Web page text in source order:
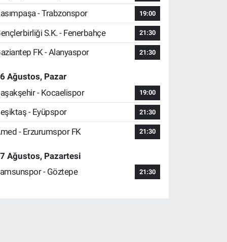
- Trabzonspor 19:00
S.K. - Fenerbahçe 21:30
FK - Alanyaspor 21:30
Ağustos, Pazar
- Kocaelispor
19:00
- Eyüpspor 21:30
- Erzurumspor FK 21:30
Ağustos, Pazartesi
- Göztepe
21:30